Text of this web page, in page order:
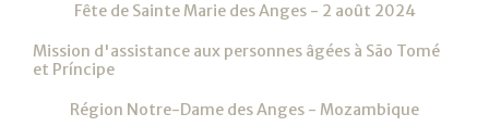
Fête de Sainte Marie des Anges - 2 août 2024
Mission d'assistance aux personnes âgées à São Tomé
et Príncipe
Région Notre-Dame des Anges - Mozambique